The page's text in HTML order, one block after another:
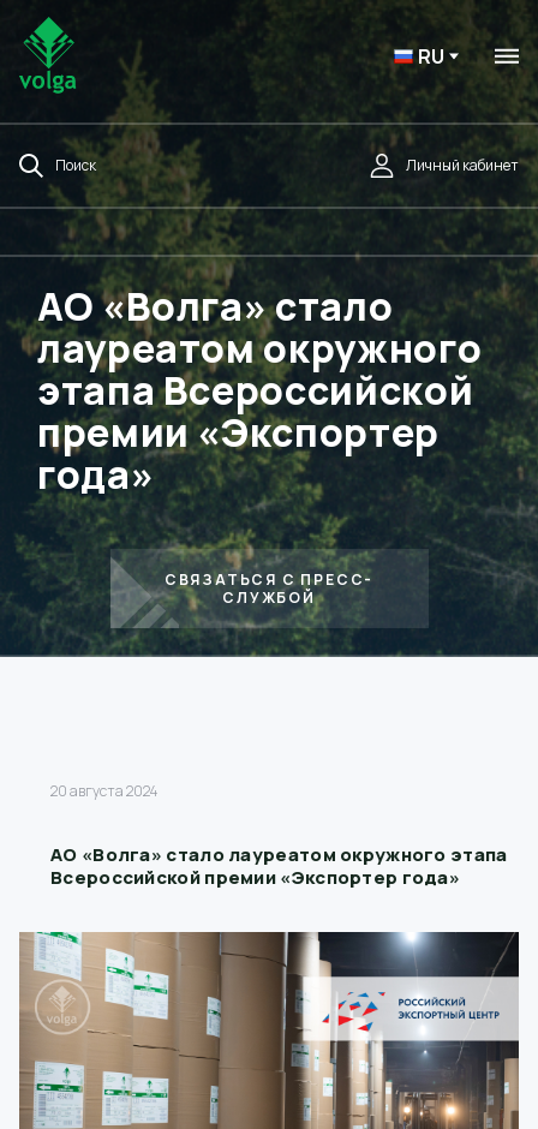
RU
Поиск Личный кабинет
АО «Волга» стало
лауреатом окружного
этапа Всероссийской
премии «Экспортер
года»
СВЯЗАТЬСЯ С ПРЕСС-
СЛУЖБОЙ
20 августа 2024
АО «Волга» стало лауреатом окружного этапа
Всероссийской премии «Экспортер года»